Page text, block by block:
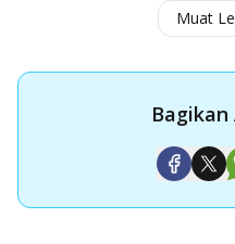
Mobile: 62-8118725945
Muat